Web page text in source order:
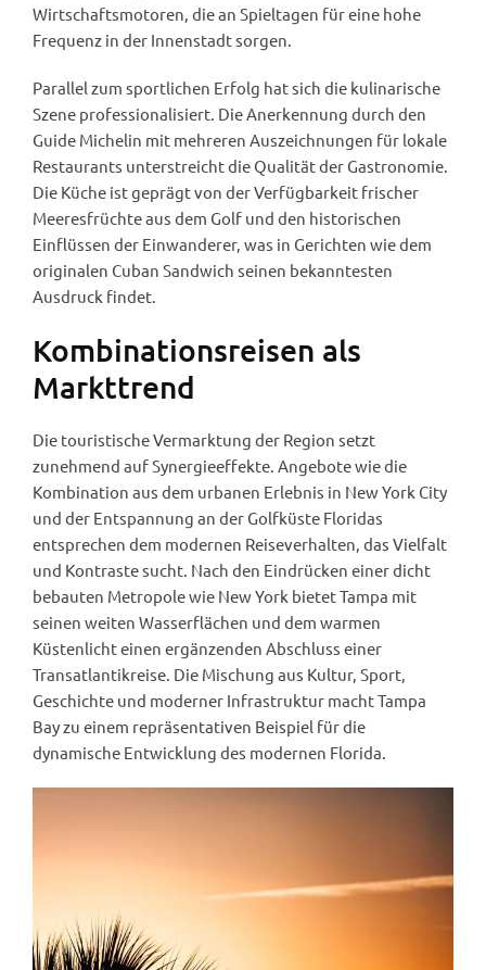
Wirtschaftsmotoren, die an Spieltagen für eine hohe
Frequenz in der Innenstadt sorgen.
Parallel zum sportlichen Erfolg hat sich die kulinarische
Szene professionalisiert. Die Anerkennung durch den
Guide Michelin mit mehreren Auszeichnungen für lokale
Restaurants unterstreicht die Qualität der Gastronomie.
Die Küche ist geprägt von der Verfügbarkeit frischer
Meeresfrüchte aus dem Golf und den historischen
Einflüssen der Einwanderer, was in Gerichten wie dem
originalen Cuban Sandwich seinen bekanntesten
Ausdruck findet.
Kombinationsreisen als
Markttrend
Die touristische Vermarktung der Region setzt
zunehmend auf Synergieeffekte. Angebote wie die
Kombination aus dem urbanen Erlebnis in New York City
und der Entspannung an der Golfküste Floridas
entsprechen dem modernen Reiseverhalten, das Vielfalt
und Kontraste sucht. Nach den Eindrücken einer dicht
bebauten Metropole wie New York bietet Tampa mit
seinen weiten Wasserflächen und dem warmen
Küstenlicht einen ergänzenden Abschluss einer
Transatlantikreise. Die Mischung aus Kultur, Sport,
Geschichte und moderner Infrastruktur macht Tampa
Bay zu einem repräsentativen Beispiel für die
dynamische Entwicklung des modernen Florida.